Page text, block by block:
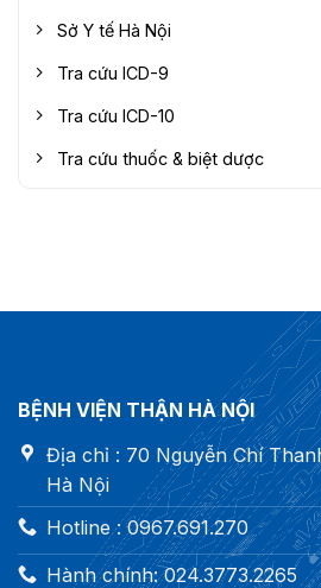
Sở Y tế Hà Nội
Tra cứu ICD-9
Tra cứu ICD-10
Tra cứu thuốc & biệt dược
BỆNH VIỆN THẬN HÀ NỘI
Địa chỉ : 70 Nguyễn Chí
Hà Nội
Hotline : 0967.691.270
Hành chính: 024.3773.2265